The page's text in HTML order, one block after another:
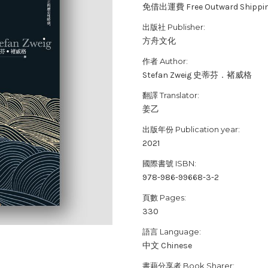
免借出運費 Free Outward
出版社 Publisher:
方舟文化
作者 Author:
Stefan Zweig 史蒂芬．褚威格
翻譯 Translator:
姜乙
出版年份 Publication year:
2021
國際書號 ISBN:
978-986-99668-3-2
頁數 Pages:
330
語言 Language:
中文 Chinese
書藉分享者 Book Sharer: